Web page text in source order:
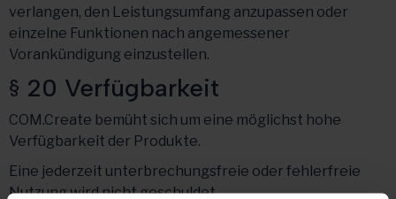
verlangen, den Leistungsumfang anzupassen oder
einzelne Funktionen nach angemessener
Vorankündigung einzustellen.
§ 20 Verfügbarkeit
COM.Create bemüht sich um eine möglichst hohe
Verfügbarkeit der Produkte.
Eine jederzeit unterbrechungsfreie oder fehlerfreie
Nutzung wird nicht geschuldet.